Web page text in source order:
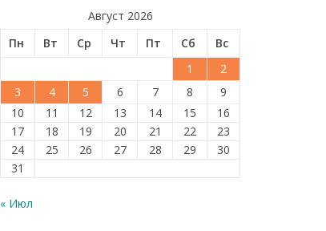
Август 2026
Пн
Вт Ср Чт Пт Сб
Вс
1
2
3
4 5 6 7 8
9
10
11 12 13 14 15
16
17
18 19 20 21 22
23
24
25 26 27 28 29
30
31
« Июл